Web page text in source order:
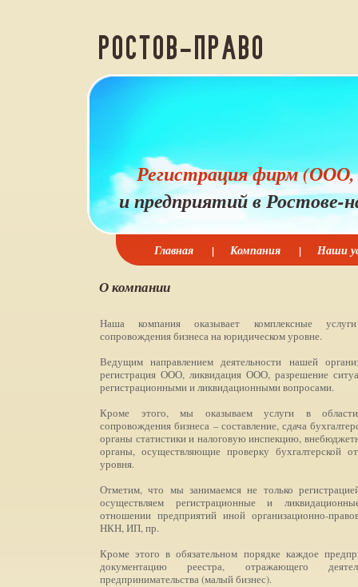
Регистрация фирм
и предприятий в Ростове-
Главная | Компания | Наши
О компании
Наша компания оказывает комплексные
сопровождения бизнеса на юридическом уровне.
Ведущим направлением деятельности нашей
регистрация ООО, ликвидация ООО, разрешение
регистрационными и ликвидационными вопросами.
Кроме этого, мы оказываем услуги в области
сопровождения бизнеса – составление, сдача
органы статистики и налоговую инспекцию,
органы, осуществляющие проверку бухгалтерской
уровня.
Отметим, что мы занимаемся не только
осуществляем регистрационные и
отношении предприятий иной организационно-
НКН, ИП, пр.
Кроме этого в обязательном порядке каждое
документацию реестра, отражающего
предпринимательства (малый бизнес).